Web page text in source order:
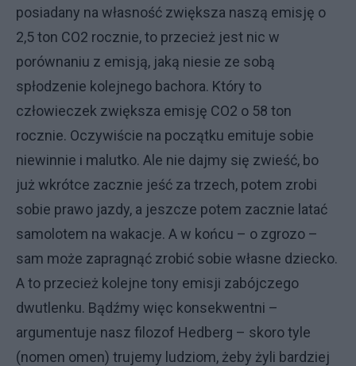
posiadany na własność zwiększa naszą emisję o
2,5 ton CO2 rocznie, to przecież jest nic w
porównaniu z emisją, jaką niesie ze sobą
spłodzenie kolejnego bachora. Który to
człowieczek zwiększa emisję CO2 o 58 ton
rocznie. Oczywiście na początku emituje sobie
niewinnie i malutko. Ale nie dajmy się zwieść, bo
już wkrótce zacznie jeść za trzech, potem zrobi
sobie prawo jazdy, a jeszcze potem zacznie latać
samolotem na wakacje. A w końcu – o zgrozo –
sam może zapragnąć zrobić sobie własne dziecko.
A to przecież kolejne tony emisji zabójczego
dwutlenku. Bądźmy więc konsekwentni –
argumentuje nasz filozof Hedberg – skoro tyle
(nomen omen) trujemy ludziom, żeby żyli bardziej